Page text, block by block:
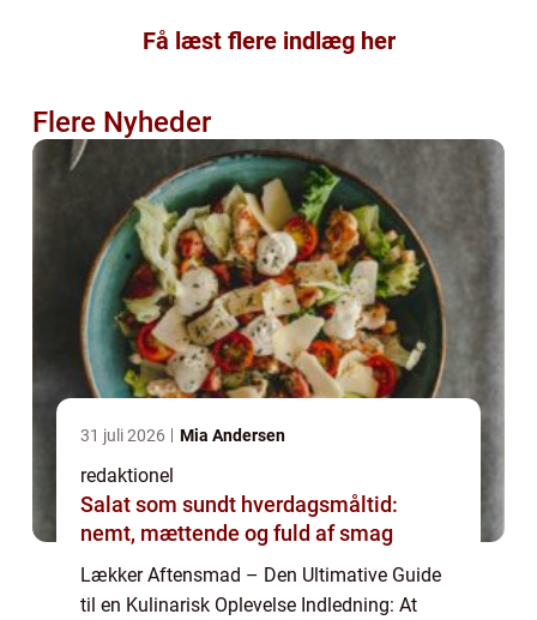
Få læst flere indlæg her
Flere Nyheder
31 juli 2026 Mia Andersen
redaktionel
Salat som sundt hverdagsmåltid:
nemt, mættende og fuld af smag
Lækker Aftensmad – Den Ultimative Guide
til en Kulinarisk Oplevelse Indledning: At